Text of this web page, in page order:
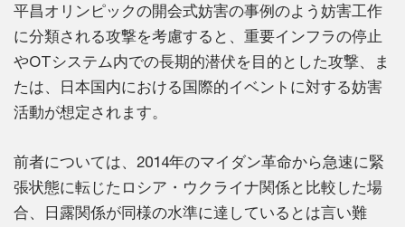
平昌オリンピックの開会式妨害の事例のよう妨害工作
に分類される攻撃を考慮すると、重要インフラの停止
やOTシステム内での長期的潜伏を目的とした攻撃、ま
たは、日本国内における国際的イベントに対する妨害
活動が想定されます。
前者については、2014年のマイダン革命から急速に緊
張状態に転じたロシア・ウクライナ関係と比較した場
合、日露関係が同様の水準に達しているとは言い難